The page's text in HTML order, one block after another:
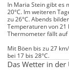
In Maria Stein gibt es
20°C. Im weiteren
zu 26°C. Abends
Temperaturen von 21
Thermometer fällt auf
Mit Böen bis zu 27
bei 17 bis 28°C.
Das Wetter in der